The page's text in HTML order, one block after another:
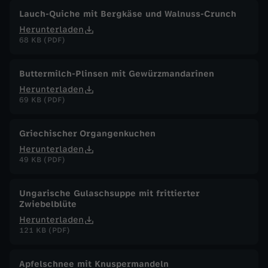
Lauch-Quiche mit Bergkäse und Walnuss-Crunch
Herunterladen
68 KB (PDF)
Buttermilch-Plinsen mit Gewürzmandarinen
Herunterladen
69 KB (PDF)
Griechischer Organgenkuchen
Herunterladen
49 KB (PDF)
Ungarische Gulaschsuppe mit frittierter
Zwiebelblüte
Herunterladen
121 KB (PDF)
Apfelschnee mit Knuspermandeln